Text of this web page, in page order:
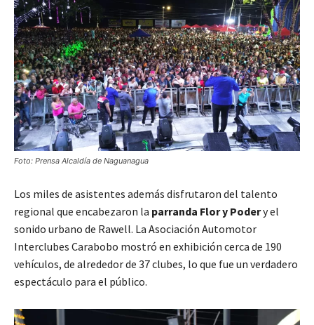
Foto: Prensa Alcaldía de Naguanagua
Los miles de asistentes además disfrutaron del talento
regional que encabezaron la parranda Flor y Podery el
sonido urbano de Rawell. La Asociación Automotor
Interclubes Carabobo mostró en exhibición cerca de 190
vehículos, de alrededor de 37 clubes, lo que fue un verdadero
espectáculo para el público.